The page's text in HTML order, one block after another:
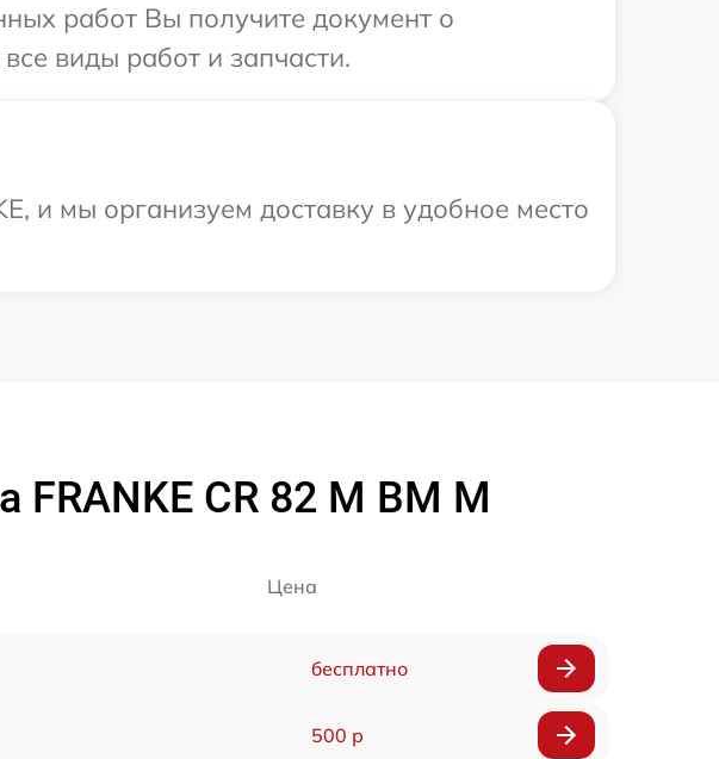
работ Вы получите документ о
виды работ и запчасти.
и мы организуем доставку в удобное место
CR 82 M BM M
Цена
бесплатно
500 р